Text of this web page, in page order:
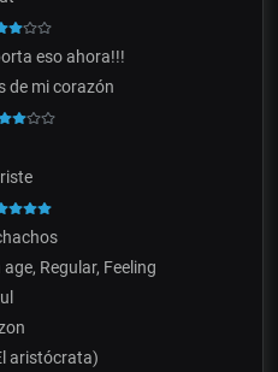
eso ahora!!!
de mi corazón
Regular, Feeling
aristócrata)